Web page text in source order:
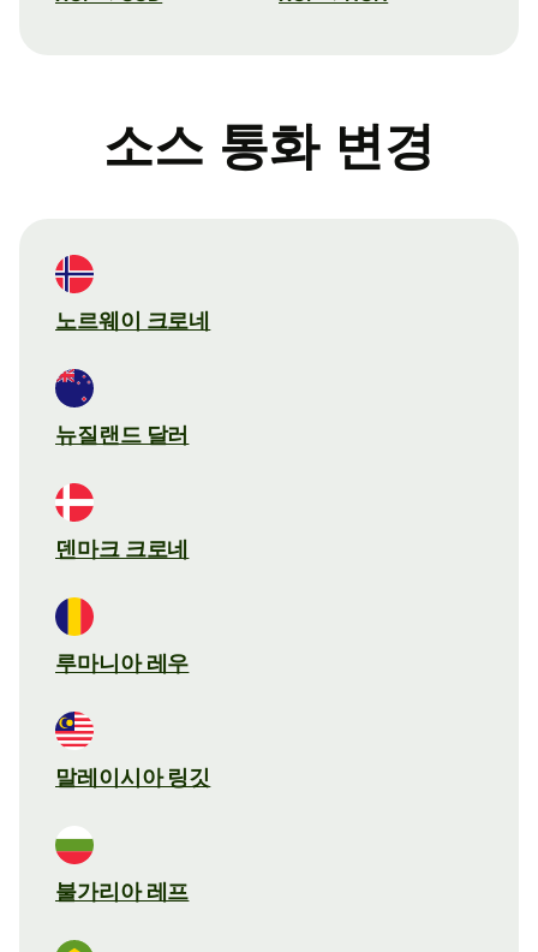
소스 통화 변경
노르웨이 크로네
뉴질랜드 달러
덴마크 크로네
루마니아 레우
말레이시아 링깃
불가리아 레프